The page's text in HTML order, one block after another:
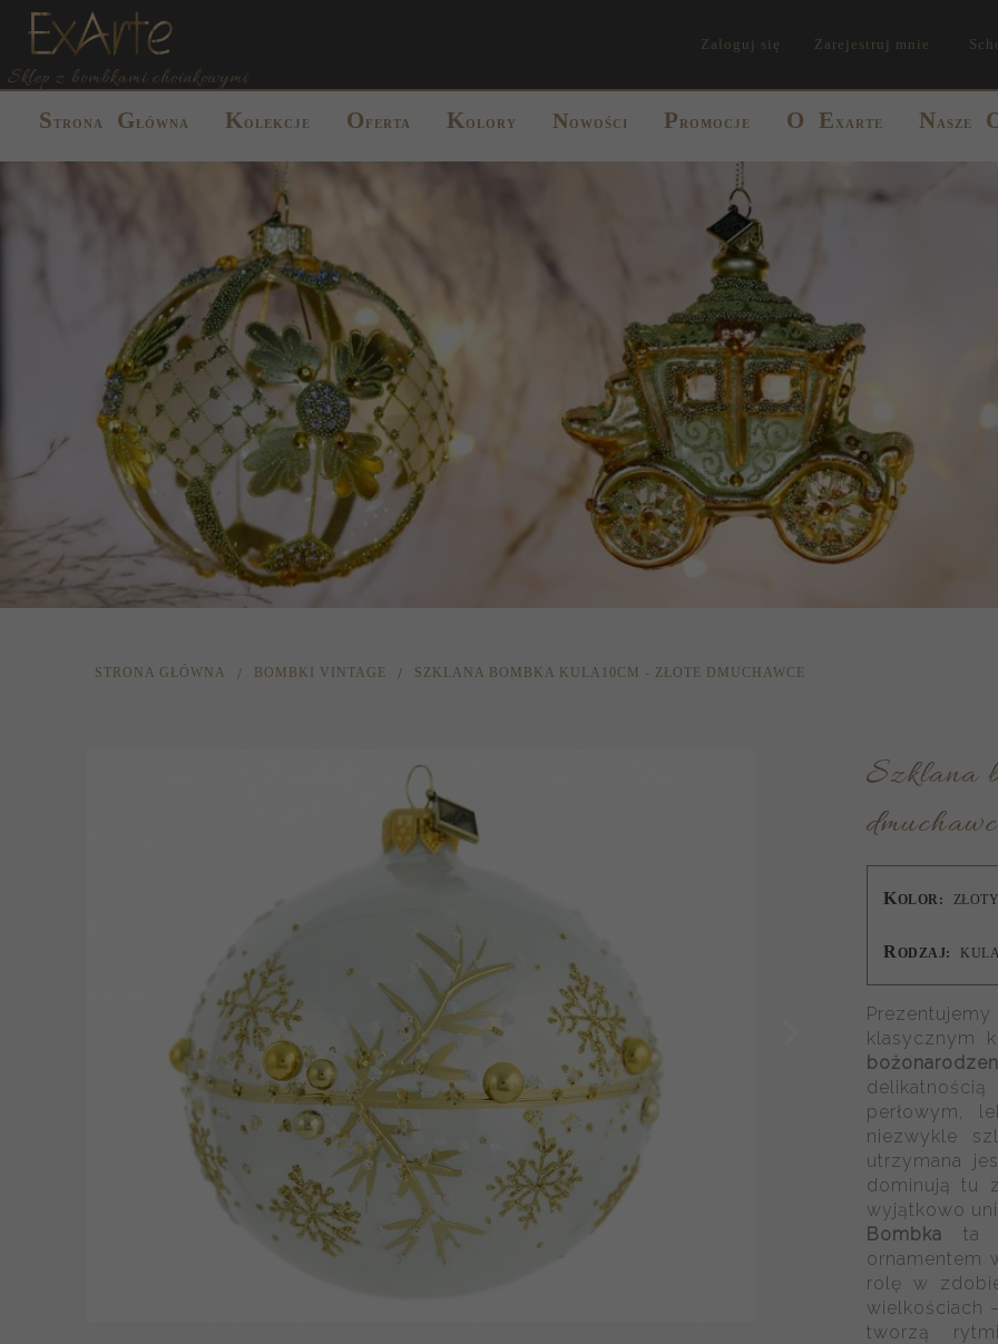
Sklep z bombkami choinkowymi
Zaloguj się Zarejestruj mnie
STRONA GŁÓWNA K OLEKCJE O FERTA K OLORY NOWOŚCI P ROMOCJE O E XARTE NASZE
STRONA GŁÓWNA BOMBKI VINTAGE SZKLANA BOMBKA KULA10CM - ZŁOTE DMUCHAWCE
Szklana bombka kula10cm - Złote
KOLOR: ZŁOTY
R ODZAJ: KULA
klasycznym
delikatnością
perłowym,
niezwykle
utrzymana
dominują tu
wyjątkowo
Bombka ta
ornamentem
rolę w
wielkościach
tworzą